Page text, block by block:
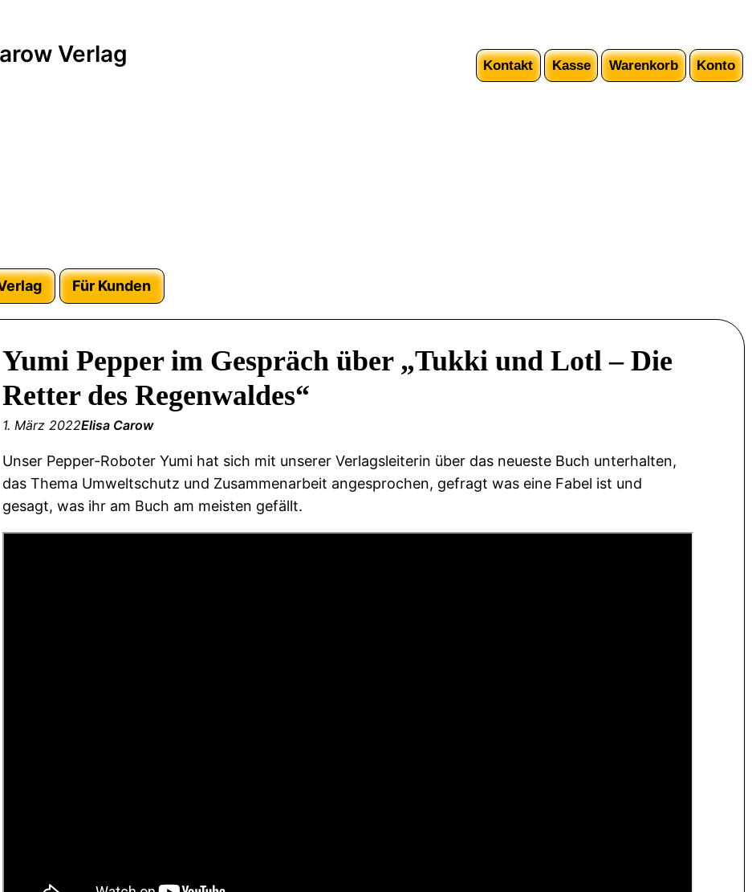
Verlag Kontakt Kasse Warenkorb Konto
Für Kunden
Yumi Pepper im Gespräch über „Tukki und Lotl – Die
Retter des Regenwaldes“
1. März 2022Elisa Carow
Unser Pepper-Roboter Yumi hat sich mit unserer Verlagsleiterin über das neueste Buch unterhalten,
das Thema Umweltschutz und Zusammenarbeit angesprochen, gefragt was eine Fabel ist und
gesagt, was ihr am Buch am meisten gefällt.